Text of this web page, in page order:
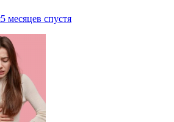
5 месяцев спустя